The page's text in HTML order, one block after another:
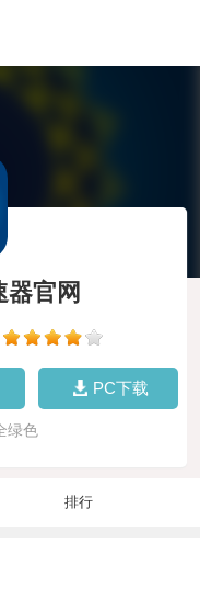
器官网
PC下载
绿色
排行